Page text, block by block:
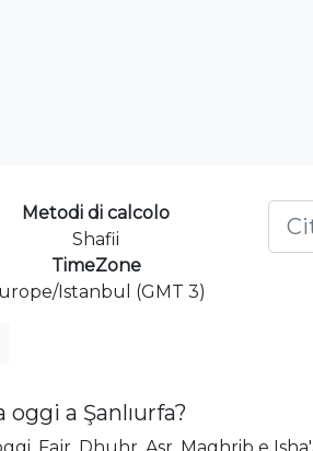
Metodi di calcolo
Shafii
TimeZone
Istanbul (GMT 3)
a Şanlıurfa?
Fajr, Dhuhr, Asr, Maghrib e